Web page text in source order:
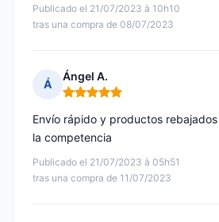
Publicado el 21/07/2023 à 10h10
tras una compra de 08/07/2023
Á
Ángel A.
Nota: 5 de 5
Publicado el 21/07/2023 à 05h51
tras una compra de 11/07/2023
Envío rápido y productos
la competencia